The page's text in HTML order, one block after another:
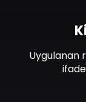
Uygulanan